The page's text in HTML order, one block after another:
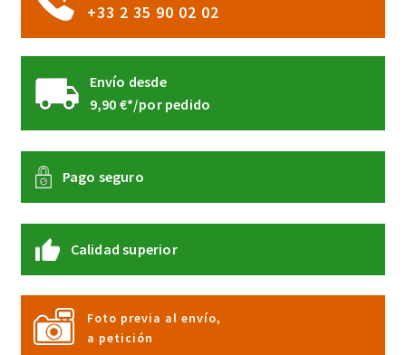
+33 2 35 90 02 02
Envío desde
9,90 €*/por pedido
Pago seguro
Calidad superior
Foto previa al envío,
a petición